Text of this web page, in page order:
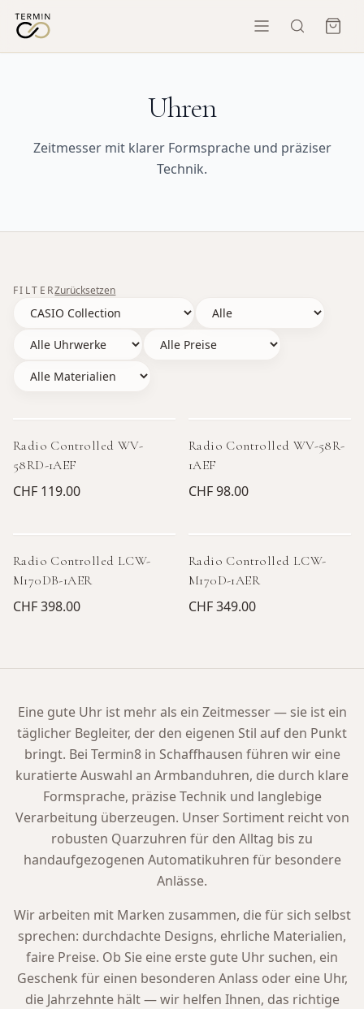
Uhren
Zeitmesser mit klarer Formsprache und präziser
Technik.
FILTERZurücksetzen
Radio Controlled WV-
58RD-1AEF
CHF 119.00
Radio Controlled WV-58R-
1AEF
CHF 98.00
Radio Controlled LCW-
M170DB-1AER
CHF 398.00
Radio Controlled LCW-
M170D-1AER
CHF 349.00
Eine gute Uhr ist mehr als ein Zeitmesser — sie ist ein
täglicher Begleiter, der den eigenen Stil auf den Punkt
bringt. Bei Termin8 in Schaffhausen führen wir eine
kuratierte Auswahl an Armbanduhren, die durch klare
Formsprache, präzise Technik und langlebige
Verarbeitung überzeugen. Unser Sortiment reicht von
robusten Quarzuhren für den Alltag bis zu
handaufgezogenen Automatikuhren für besondere
Anlässe.
Wir arbeiten mit Marken zusammen, die für sich selbst
sprechen: durchdachte Designs, ehrliche Materialien,
faire Preise. Ob Sie eine erste gute Uhr suchen, ein
Geschenk für einen besonderen Anlass oder eine Uhr,
die Jahrzehnte hält — wir helfen Ihnen, das richtige